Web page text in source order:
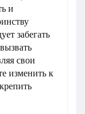
и
забегать
свои
изменить к